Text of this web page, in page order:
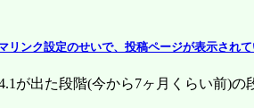
リンク設定のせいで、投稿ページが表示され
が出た段階(今から7ヶ月くらい前)の